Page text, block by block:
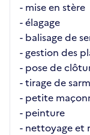
- mise en stère
- élagage
- balisage de
- gestion des
- pose de
- tirage de
- petite
- peinture
- nettoyage et